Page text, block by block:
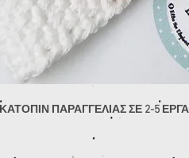
ΠΑΡΑΓΓΕΛΙΑΣ ΣΕ 2-5